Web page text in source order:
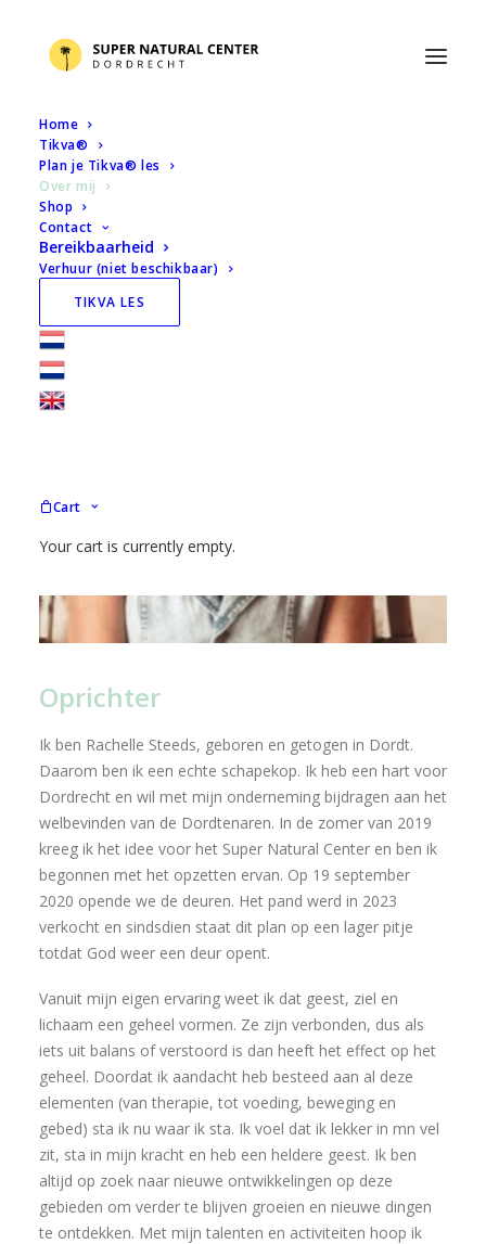
Home
Tikva®
Plan je Tikva® les
Over mij
Shop
Contact
Bereikbaarheid
Verhuur (niet beschikbaar)
TIKVA LES
Cart
Your cart is currently empty.
Oprichter
Ik ben Rachelle Steeds, geboren en getogen in Dordt.
Daarom ben ik een echte schapekop. Ik heb een hart voor
Dordrecht en wil met mijn onderneming bijdragen aan het
welbevinden van de Dordtenaren. In de zomer van 2019
kreeg ik het idee voor het Super Natural Center en ben ik
begonnen met het opzetten ervan. Op 19 september
2020 opende we de deuren. Het pand werd in 2023
verkocht en sindsdien staat dit plan op een lager pitje
totdat God weer een deur opent.
Vanuit mijn eigen ervaring weet ik dat geest, ziel en
lichaam een geheel vormen. Ze zijn verbonden, dus als
iets uit balans of verstoord is dan heeft het effect op het
geheel. Doordat ik aandacht heb besteed aan al deze
elementen (van therapie, tot voeding, beweging en
gebed) sta ik nu waar ik sta. Ik voel dat ik lekker in mn vel
zit, sta in mijn kracht en heb een heldere geest. Ik ben
altijd op zoek naar nieuwe ontwikkelingen op deze
gebieden om verder te blijven groeien en nieuwe dingen
te ontdekken. Met mijn talenten en activiteiten hoop ik